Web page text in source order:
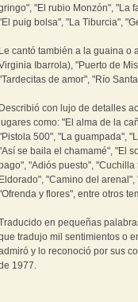
"El rubio Monzón", "La
puig bolsa", "La Tiburcia",
Le cantó también a la guaina o
Ibarrola), "Puerto de
de amor", "Río
Describió con lujo de detalles
lugares como: "El alma de la
500", "La guampada",
se baila el chamamé", "El
"Adiós puesto",
Eldorado", "Camino del
y flores", entre otros
en pequeñas
tradujo mil sentimientos o
y lo reconoció por sus
1977.